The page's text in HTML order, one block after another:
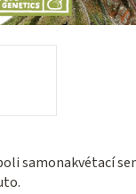
samonakvétací